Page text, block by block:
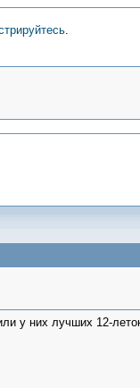
.
у них лучших 12-